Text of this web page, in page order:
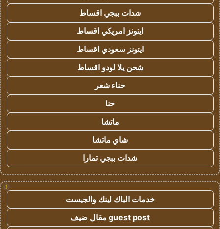
شدات ببجي اقساط
ايتونز امريكي اقساط
ايتونز سعودي اقساط
شحن يلا لودو اقساط
حناء شعر
حنا
ماتشا
شاي ماتشا
شدات ببجي تمارا
!
خدمات الباك لينك والجيست
guest post مقال ضيف